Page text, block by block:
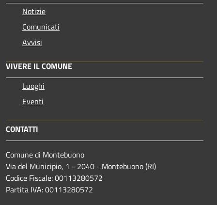
Notizie
Comunicati
Avvisi
VIVERE IL COMUNE
Luoghi
Eventi
CONTATTI
Comune di Montebuono
Via del Municipio, 1 - 2040 - Montebuono (RI)
Codice Fiscale: 00113280572
Partita IVA: 00113280572